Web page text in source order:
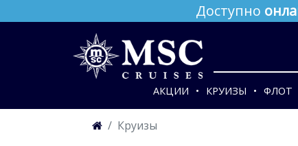
Доступно
АКЦИИ КРУИЗЫ ФЛОТ
Круизы